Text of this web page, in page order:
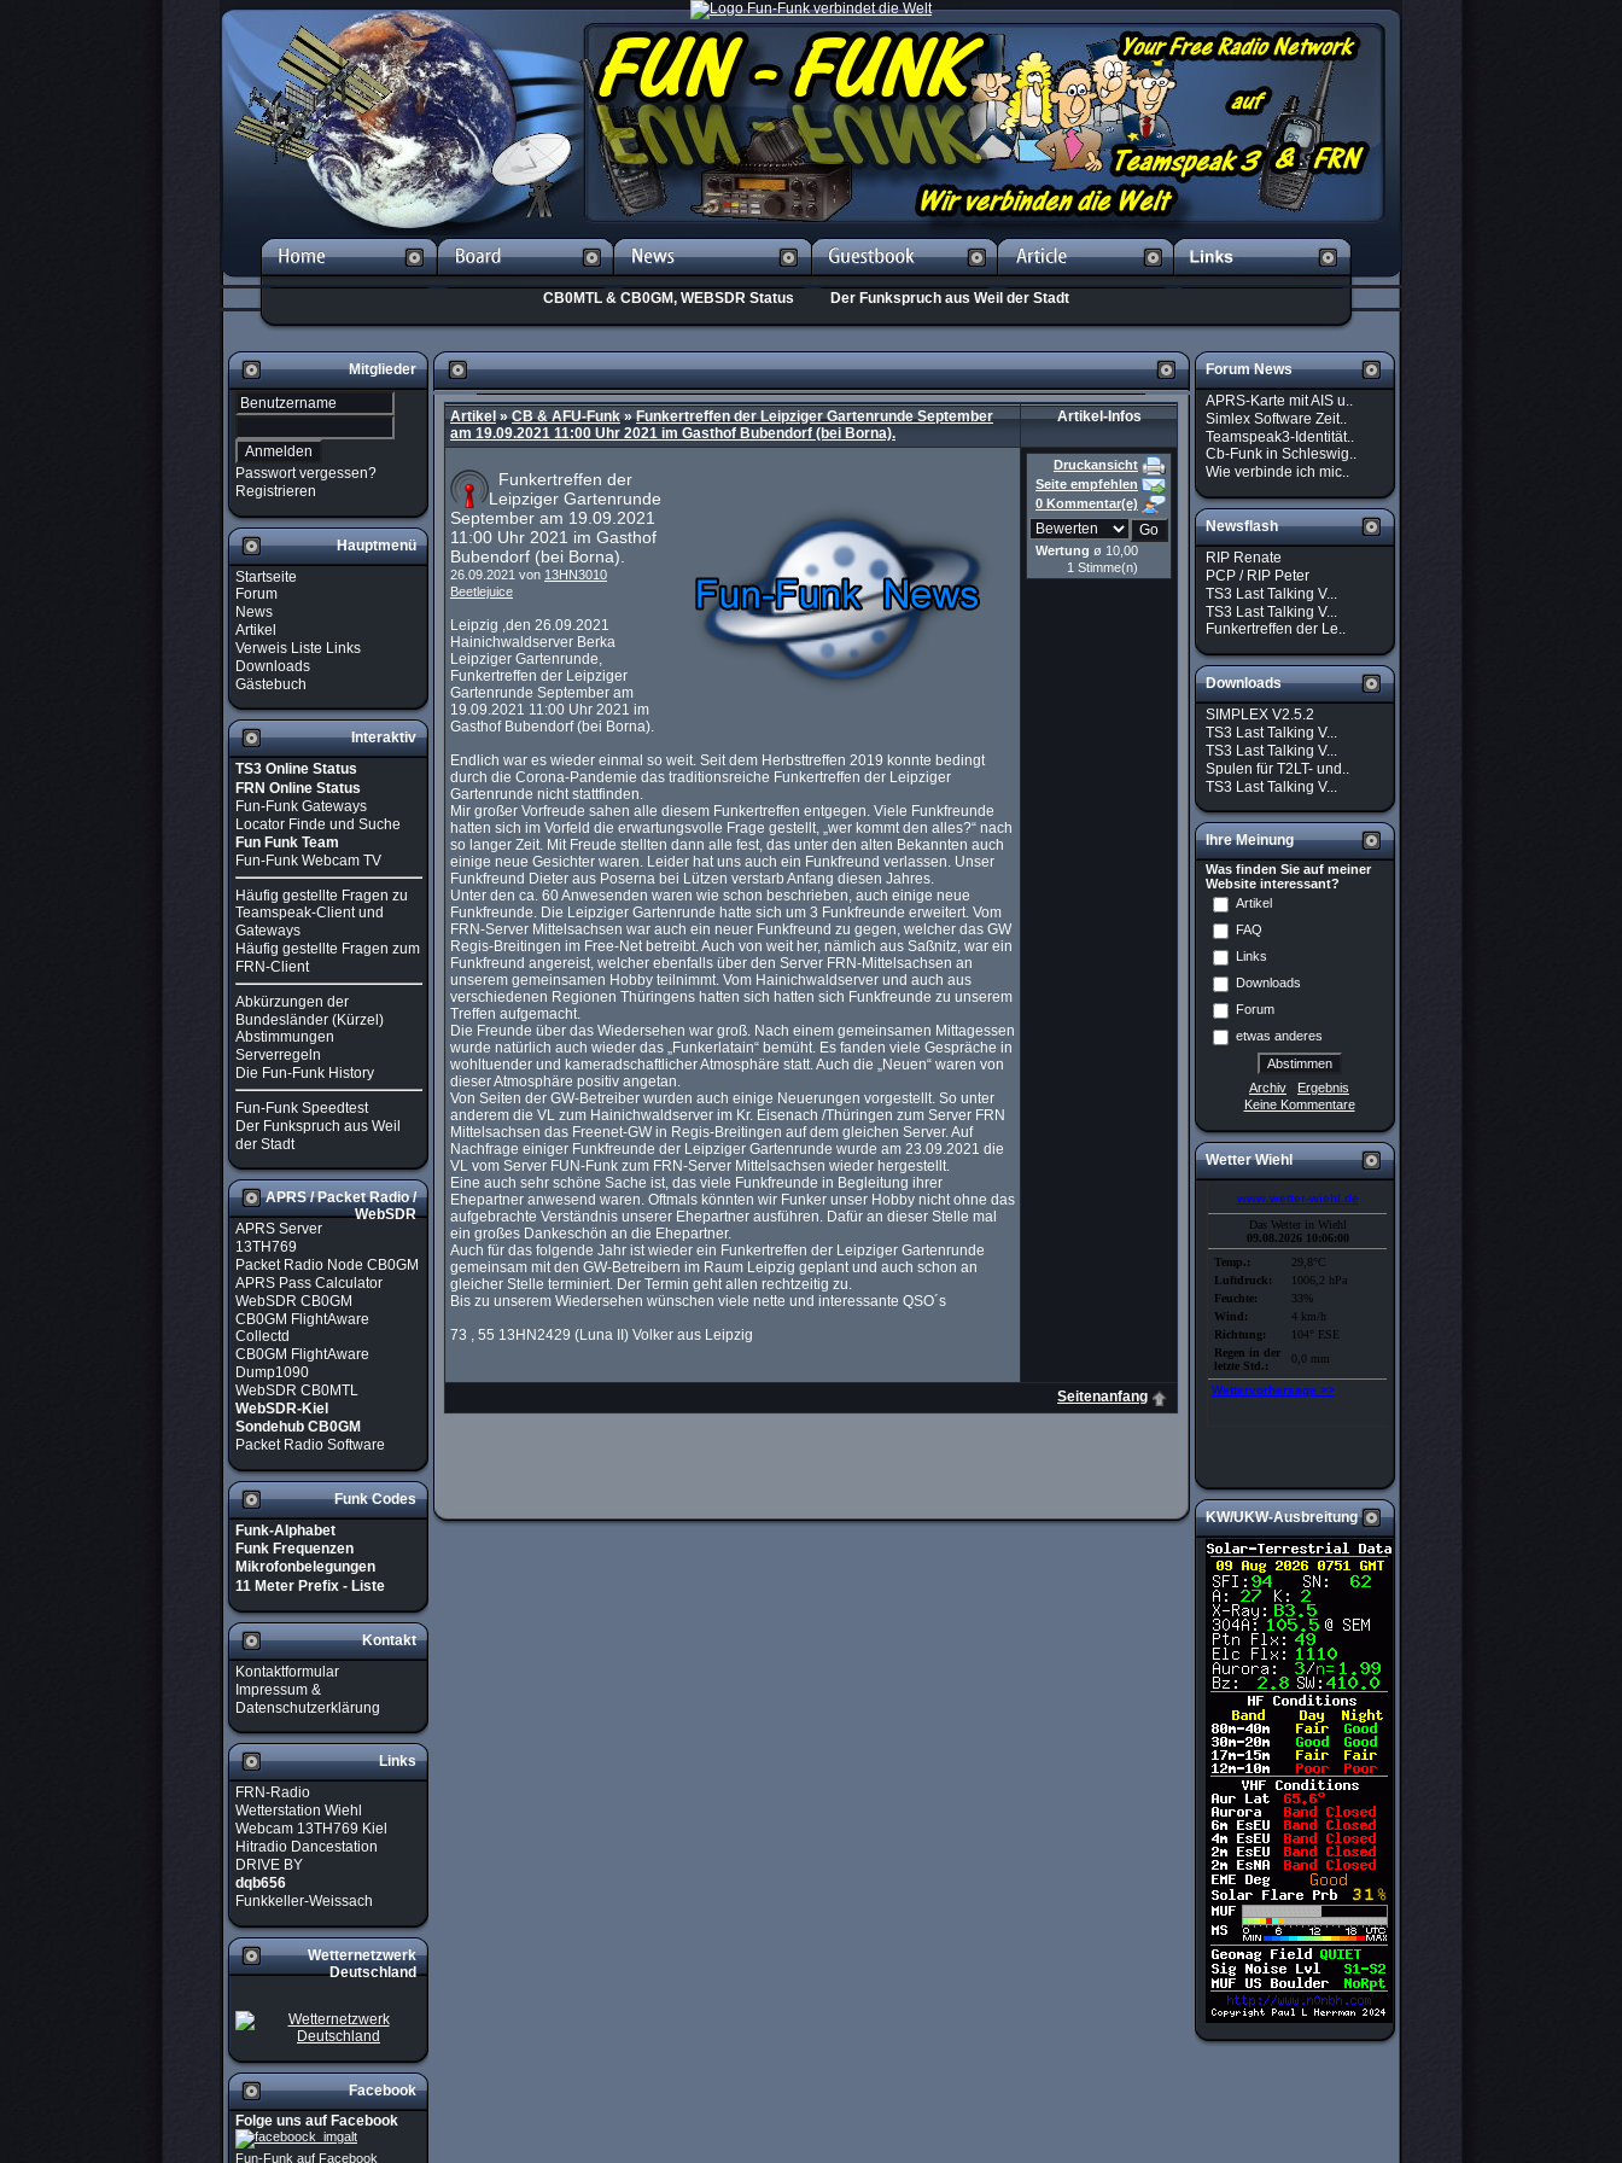
CB0MTL & CB0GM, WEBSDR Status Der Funkspruch aus Weil der Stadt
Mitglieder
Passwort vergessen?
Registrieren
Hauptmenü
Startseite
Forum
News
Artikel
Verweis Liste Links
Downloads
Gästebuch
Interaktiv
TS3 Online Status
FRN Online Status
Fun-Funk Gateways
Locator Finde und Suche
Fun Funk Team
Fun-Funk Webcam TV
Häufig gestellte Fragen zu
Teamspeak-Client und
Gateways
Häufig gestellte Fragen zum
FRN-Client
Abkürzungen der
Bundesländer (Kürzel)
Abstimmungen
Serverregeln
Die Fun-Funk History
Fun-Funk Speedtest
Der Funkspruch aus Weil
der Stadt
APRS / Packet Radio /
WebSDR
APRS Server
13TH769
Packet Radio Node CB0GM
APRS Pass Calculator
WebSDR CB0GM
CB0GM FlightAware
Collectd
CB0GM FlightAware
Dump1090
WebSDR CB0MTL
WebSDR-Kiel
Sondehub CB0GM
Packet Radio Software
Funk Codes
Funk-Alphabet
Funk Frequenzen
Mikrofonbelegungen
11 Meter Prefix - Liste
Kontakt
Kontaktformular
Impressum &
Datenschutzerklärung
Links
FRN-Radio
Wetterstation Wiehl
Webcam 13TH769 Kiel
Hitradio Dancestation
DRIVE BY
dqb656
Funkkeller-Weissach
Wetternetzwerk
Deutschland
Facebook
Folge uns auf Facebook
Fun-Funk auf Facebook
Artikel»CB & AFU-Funk»Funkertreffen der Leipziger Gartenrunde September
am 19.09.2021 11:00 Uhr 2021 im Gasthof Bubendorf (bei Borna).
Artikel-Infos
Funkertreffen der
Leipziger Gartenrunde
September am 19.09.2021
11:00 Uhr 2021 im Gasthof
Bubendorf (bei Borna).
26.09.2021 von 13HN3010
Beetlejuice
Leipzig ,den 26.09.2021
Hainichwaldserver Berka
Leipziger Gartenrunde,
Funkertreffen der Leipziger
Gartenrunde September am
19.09.2021 11:00 Uhr 2021 im
Gasthof Bubendorf (bei Borna).
Endlich war es wieder einmal so weit. Seit dem Herbsttreffen 2019 konnte bedingt
durch die Corona-Pandemie das traditionsreiche Funkertreffen der Leipziger
Gartenrunde nicht stattfinden.
Mir großer Vorfreude sahen alle diesem Funkertreffen entgegen. Viele Funkfreunde
hatten sich im Vorfeld die erwartungsvolle Frage gestellt, „wer kommt den alles?“ nach
so langer Zeit. Mit Freude stellten dann alle fest, das unter den alten Bekannten auch
einige neue Gesichter waren. Leider hat uns auch ein Funkfreund verlassen. Unser
Funkfreund Dieter aus Poserna bei Lützen verstarb Anfang diesen Jahres.
Unter den ca. 60 Anwesenden waren wie schon beschrieben, auch einige neue
Funkfreunde. Die Leipziger Gartenrunde hatte sich um 3 Funkfreunde erweitert. Vom
FRN-Server Mittelsachsen war auch ein neuer Funkfreund zu gegen, welcher das GW
Regis-Breitingen im Free-Net betreibt. Auch von weit her, nämlich aus Saßnitz, war ein
Funkfreund angereist, welcher ebenfalls über den Server FRN-Mittelsachsen an
unserem gemeinsamen Hobby teilnimmt. Vom Hainichwaldserver und auch aus
verschiedenen Regionen Thüringens hatten sich hatten sich Funkfreunde zu unserem
Treffen aufgemacht.
Die Freunde über das Wiedersehen war groß. Nach einem gemeinsamen Mittagessen
wurde natürlich auch wieder das „Funkerlatain“ bemüht. Es fanden viele Gespräche in
wohltuender und kameradschaftlicher Atmosphäre statt. Auch die „Neuen“ waren von
dieser Atmosphäre positiv angetan.
Von Seiten der GW-Betreiber wurden auch einige Neuerungen vorgestellt. So unter
anderem die VL zum Hainichwaldserver im Kr. Eisenach /Thüringen zum Server FRN
Mittelsachsen das Freenet-GW in Regis-Breitingen auf dem gleichen Server. Auf
Nachfrage einiger Funkfreunde der Leipziger Gartenrunde wurde am 23.09.2021 die
VL vom Server FUN-Funk zum FRN-Server Mittelsachsen wieder hergestellt.
Eine auch sehr schöne Sache ist, das viele Funkfreunde in Begleitung ihrer
Ehepartner anwesend waren. Oftmals könnten wir Funker unser Hobby nicht ohne das
aufgebrachte Verständnis unserer Ehepartner ausführen. Dafür an dieser Stelle mal
ein großes Dankeschön an die Ehepartner.
Auch für das folgende Jahr ist wieder ein Funkertreffen der Leipziger Gartenrunde
gemeinsam mit den GW-Betreibern im Raum Leipzig geplant und auch schon an
gleicher Stelle terminiert. Der Termin geht allen rechtzeitig zu.
Bis zu unserem Wiedersehen wünschen viele nette und interessante QSO´s
73 , 55 13HN2429 (Luna II) Volker aus Leipzig
Druckansicht
Seite empfehlen
0 Kommentar(e)
Wertung ø 10,00
1 Stimme(n)
Seitenanfang
Forum News
APRS-Karte mit AIS u..
Simlex Software Zeit..
Teamspeak3-Identität..
Cb-Funk in Schleswig..
Wie verbinde ich mic..
Newsflash
RIP Renate
PCP / RIP Peter
TS3 Last Talking V...
TS3 Last Talking V...
Funkertreffen der Le..
Downloads
SIMPLEX V2.5.2
TS3 Last Talking V...
TS3 Last Talking V...
Spulen für T2LT- und..
TS3 Last Talking V...
Ihre Meinung
Was finden Sie auf meiner
Website interessant?
Artikel
FAQ
Links
Downloads
Forum
etwas anderes
Archiv
Ergebnis
Keine Kommentare
Wetter Wiehl
KW/UKW-Ausbreitung